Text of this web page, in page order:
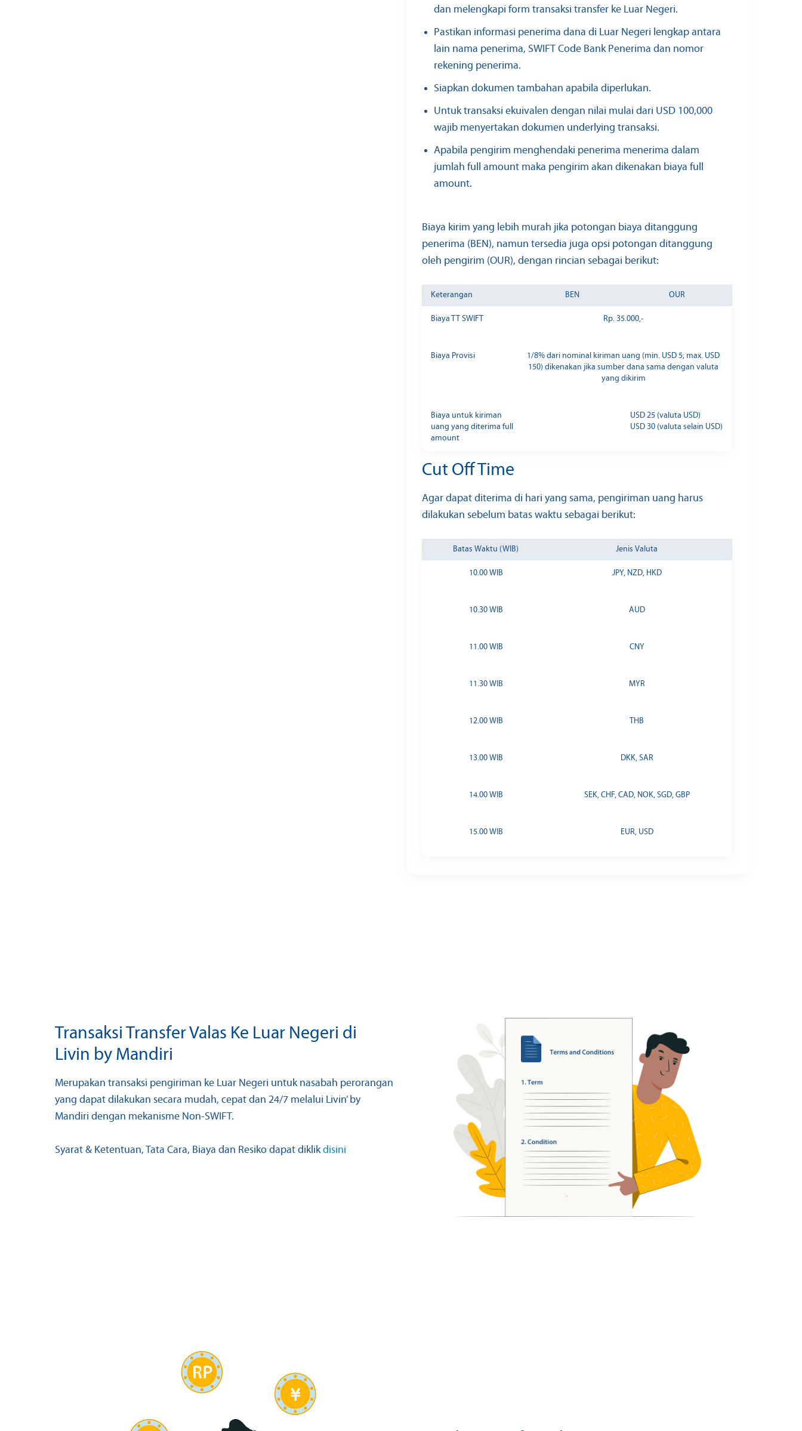
dan melengkapi form transaksi transfer ke Luar Negeri.
Pastikan informasi penerima dana di Luar Negeri lengkap antara
lain nama penerima, SWIFT Code Bank Penerima dan nomor
rekening penerima.
Siapkan dokumen tambahan apabila diperlukan.
Untuk transaksi ekuivalen dengan nilai mulai dari USD 100,000
wajib menyertakan dokumen underlying transaksi.
Apabila pengirim menghendaki penerima menerima dalam
jumlah full amount maka pengirim akan dikenakan biaya full
amount.
Biaya kirim yang lebih murah jika potongan biaya ditanggung
penerima (BEN), namun tersedia juga opsi potongan ditanggung
oleh pengirim (OUR), dengan rincian sebagai berikut:
Keterangan BEN OUR
Biaya TT SWIFT Rp. 35.000,-
Biaya Provisi
1/8% dari nominal kiriman uang (min. USD 5; max. USD
150) dikenakan jika sumber dana sama dengan valuta
yang dikirim
Biaya untuk kiriman
uang yang diterima full
amount
USD 25 (valuta USD)
USD 30 (valuta selain USD)
Cut Off Time
Agar dapat diterima di hari yang sama, pengiriman uang harus
dilakukan sebelum batas waktu sebagai berikut:
Batas Waktu (WIB) Jenis Valuta
10.00 WIB JPY, NZD, HKD
10.30 WIB AUD
11.00 WIB CNY
11.30 WIB MYR
12.00 WIB THB
13.00 WIB DKK, SAR
14.00 WIB SEK, CHF, CAD, NOK, SGD, GBP
15.00 WIB EUR, USD
Transaksi Transfer Valas Ke Luar Negeri di
Livin by Mandiri
Merupakan transaksi pengiriman ke Luar Negeri untuk nasabah perorangan
yang dapat dilakukan secara mudah, cepat dan 24/7 melalui Livin’ by
Mandiri dengan mekanisme Non-SWIFT.
Syarat & Ketentuan, Tata Cara, Biaya dan Resiko dapat diklikdisini